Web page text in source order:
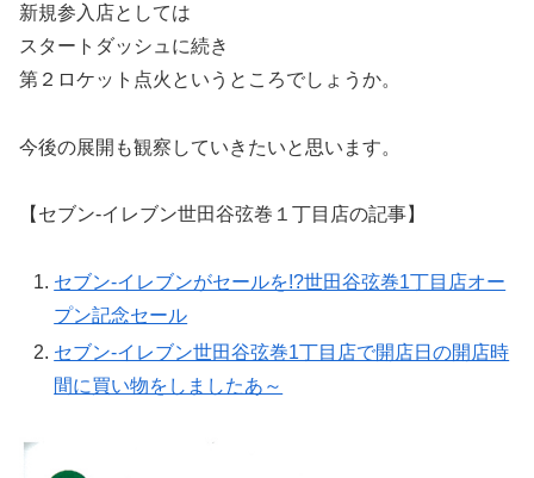
新規参入店としては
スタートダッシュに続き
第２ロケット点火というところでしょうか。
今後の展開も観察していきたいと思います。
【セブン-イレブン世田谷弦巻１丁目店の記事】
セブン-イレブンがセールを!?世田谷弦巻1丁目店オー
プン記念セール
セブン-イレブン世田谷弦巻1丁目店で開店日の開店時
間に買い物をしましたあ～